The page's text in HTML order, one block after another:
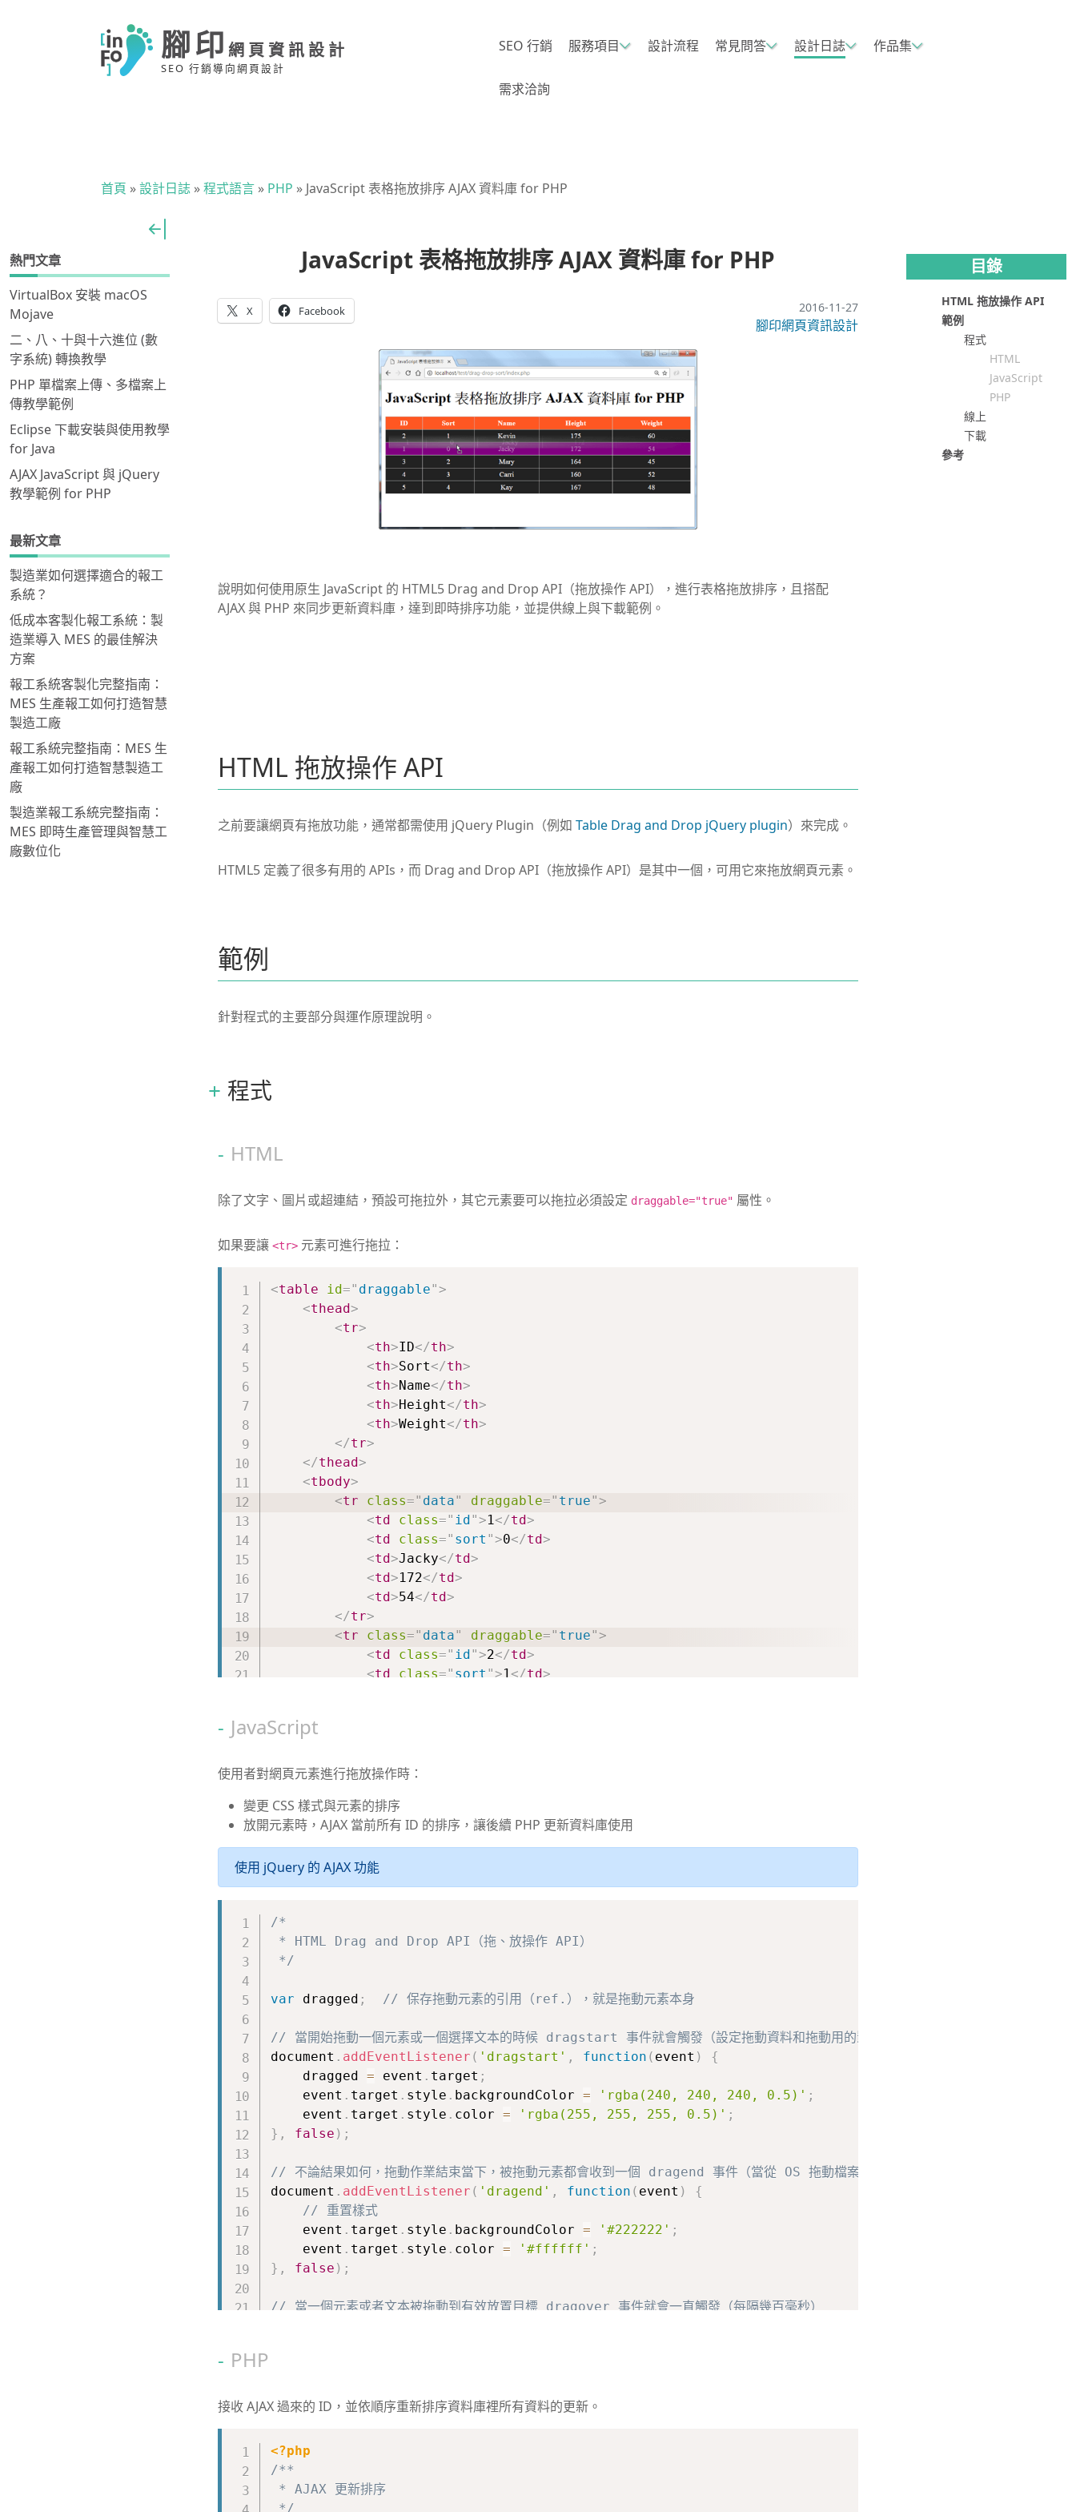
腳印 網頁資訊設計
SEO 行銷導向網頁設計
SEO 行銷 服務項目 設計流程 常見問答 設計日誌 作品集
需求洽詢
首頁 »設計日誌 »程式語言 » PHP » JavaScript 表格拖放排序 AJAX 資料庫 for PHP
熱門文章
VirtualBox 安裝 macOS
Mojave
二、八、十與十六進位 (數
字系統) 轉換教學
PHP 單檔案上傳、多檔案上
傳教學範例
Eclipse 下載安裝與使用教學
for Java
AJAX JavaScript 與 jQuery
教學範例 for PHP
最新文章
製造業如何選擇適合的報工
系統？
低成本客製化報工系統：製
造業導入 MES 的最佳解決
方案
報工系統客製化完整指南：
MES 生產報工如何打造智慧
製造工廠
報工系統完整指南：MES 生
產報工如何打造智慧製造工
廠
製造業報工系統完整指南：
MES 即時生產管理與智慧工
廠數位化
JavaScript 表格拖放排序 AJAX 資料庫 for PHP
X Facebook 2016-11-27
腳印網頁資訊設計
說明如何使用原生 JavaScript 的 HTML5 Drag and Drop API（拖放操作 API），進行表格拖放排序，且搭配
AJAX 與 PHP 來同步更新資料庫，達到即時排序功能，並提供線上與下載範例。
HTML 拖放操作 API
之前要讓網頁有拖放功能，通常都需使用 jQuery Plugin（例如 Table Drag and Drop jQuery plugin）來完成。
HTML5 定義了很多有用的 APIs，而 Drag and Drop API（拖放操作 API）是其中一個，可用它來拖放網頁元素。
範例
針對程式的主要部分與運作原理說明。
程式
HTML
除了文字、圖片或超連結，預設可拖拉外，其它元素要可以拖拉必須設定 draggable="true" 屬性。
如果要讓 <tr> 元素可進行拖拉：
<table id=" draggable">
<thead>
<tr>
<th>ID</th>
<th>Sort</th>
<th>Name</th>
<th>Height</th>
<th>Weight</th>
</tr>
</thead>
<tbody>
<tr class=" data" draggable=" true">
<td class=" id ">1</td>
<td class=" sort ">0</td>
<td>Jacky</td>
<td>172</td>
<td>54</td>
</tr>
<tr class=" data" draggable=" true">
<td class=" id ">2</td>
<td class=" sort">1</td>
</tbody>
JavaScript
使用者對網頁元素進行拖放操作時：
變更 CSS 樣式與元素的排序
放開元素時，AJAX 當前所有 ID 的排序，讓後續 PHP 更新資料庫使用
使用 jQuery 的 AJAX 功能
/*
* HTML Drag and Drop API（拖、放操作 API）
*/
var dragged ; // 保存拖動元素的引用（ref.），就是拖動元素本身
// 當開始拖動一個元素或一個選擇文本的時候 dragstart 事件就會觸發（設定拖動資料和拖動用的影像，且當從 OS 拖動檔案進入瀏覽
document . addEventListener ( 'dragstart' , function ( event )
{
    dragged
= event . target ;
    event
. target . style . backgroundColor = 'rgba(240, 240, 240, 0.5)' ;
    event
. target . style . color = 'rgba(255, 255, 255, 0.5)' ;
} , false ) ;
// 不論結果如何，拖動作業結束當下，被拖動元素都會收到一個 dragend 事件（當從 OS 拖動檔案進入瀏覽器時不會觸發）
document . addEventListener ( 'dragend' , function ( event )
{
// 重置樣式
    event
. target . style . backgroundColor = '#222222' ;
    event
. target . style . color = '#ffffff' ;
} , false ) ;
// 當一個元素或者文本被拖動到有效放置目標 dragover 事件就會一直觸發（每隔幾百毫秒）
    event
.preventDefault();
// 當拖動的元素或者文本進入一個有效的放置目標 dragenter 事件就會觸發
document .addEventListener
// 當拖動的元素進入可放置的目標（自訂符合條件），變更背景顏色
PHP
接收 AJAX 過來的 ID，並依順序重新排序資料庫裡所有資料的更新。
<?php
/**
* AJAX 更新排序
*/
目錄
HTML 拖放操作 API
範例
程式
HTML
JavaScript
PHP
線上
下載
參考